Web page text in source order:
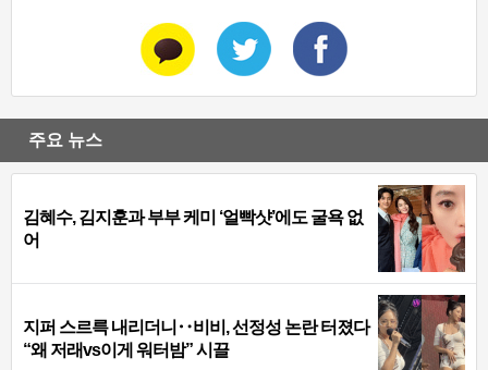
주요 뉴스
김혜수, 김지훈과 부부 케미 ‘얼빡샷’에도 굴욕 없
어
지퍼 스르륵 내리더니‥비비, 선정성 논란 터졌다
“왜 저래vs이게 워터밤” 시끌